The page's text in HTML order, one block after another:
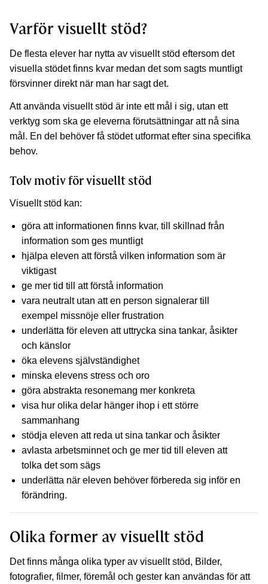
Varför visuellt stöd?
De flesta elever har nytta av visuellt stöd eftersom det
visuella stödet finns kvar medan det som sagts muntligt
försvinner direkt när man har sagt det.
Att använda visuellt stöd är inte ett mål i sig, utan ett
verktyg som ska ge eleverna förutsättningar att nå sina
mål. En del behöver få stödet utformat efter sina specifika
behov.
Tolv motiv för visuellt stöd
Visuellt stöd kan:
göra att informationen finns kvar, till skillnad från
information som ges muntligt
hjälpa eleven att förstå vilken information som är
viktigast
ge mer tid till att förstå information
vara neutralt utan att en person signalerar till
exempel missnöje eller frustration
underlätta för eleven att uttrycka sina tankar, åsikter
och känslor
öka elevens självständighet
minska elevens stress och oro
göra abstrakta resonemang mer konkreta
visa hur olika delar hänger ihop i ett större
sammanhang
stödja eleven att reda ut sina tankar och åsikter
avlasta arbetsminnet och ge mer tid till eleven att
tolka det som sägs
underlätta när eleven behöver förbereda sig inför en
förändring.
Olika former av visuellt stöd
Det finns många olika typer av visuellt stöd, Bilder,
fotografier, filmer, föremål och gester kan användas för att